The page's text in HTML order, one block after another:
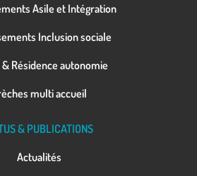
Asile et Intégration
Inclusion sociale
& Résidence autonomie
multi accueil
& PUBLICATIONS
Actualités